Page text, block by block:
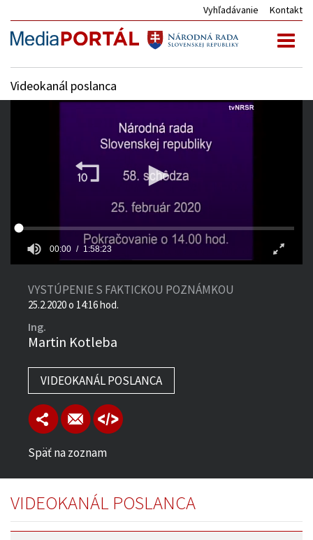
Vyhľadávanie Kontakt
Videokanál poslanca
00:00 1:58:23
VYSTÚPENIE S FAKTICKOU POZNÁMKOU
25.2.2020 o 14:16 hod.
Ing.
Martin Kotleba
VIDEOKANÁL POSLANCA
Späť na zoznam
VIDEOKANÁL POSLANCA